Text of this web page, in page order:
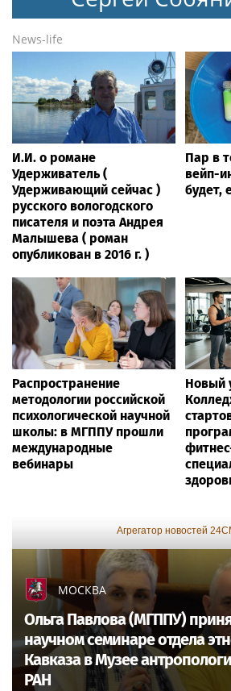
News-life
И.И. о романе
Удерживатель (
Удерживающий сейчас )
русского вологодского
писателя и поэта Андрея
Малышева ( роман
опубликован в 2016 г. )
Пар в
вейп-
будет,
Распространение
методологии российской
психологической научной
школы: в МГППУ прошли
международные
вебинары
Новый
Агрегатор новостей
МОСКВА
Ольга Павлова (МГППУ)
научном семинаре отдела
Кавказа в Музее
РАН